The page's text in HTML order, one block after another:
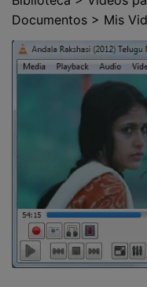
Documentos > Mis